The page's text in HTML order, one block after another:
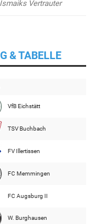
Vertrauter
& TABELLE
VfB Eichstätt
TSV Buchbach
FV Illertissen
FC Memmingen
FC Augsburg II
W. Burghausen